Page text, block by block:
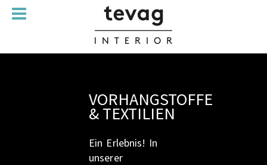
VORHANGSTOFFE
& TEXTILIEN
Ein Erlebnis! In
unserer